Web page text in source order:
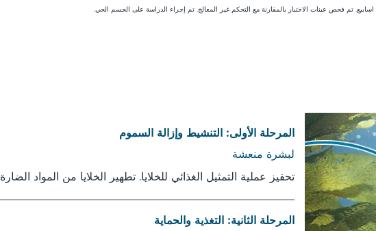
المرحلة الأولى: التنشيط وإزالة السموم
لبشرة منعشة
تحفيز عملية التمثيل الغذائي للخلايا. تطهير الخلايا من المواد الضارة
المرحلة الثانية: التغذية والحماية